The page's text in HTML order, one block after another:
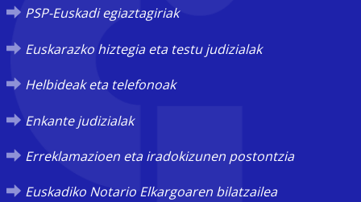
PSP-Euskadi egiaztagiriak
Euskarazko hiztegia eta testu judizialak
Helbideak eta telefonoak
Enkante judizialak
Erreklamazioen eta iradokizunen postontzia
Euskadiko Notario Elkargoaren bilatzailea